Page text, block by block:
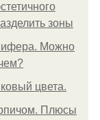
зоны
Можно
цвета.
Плюсы